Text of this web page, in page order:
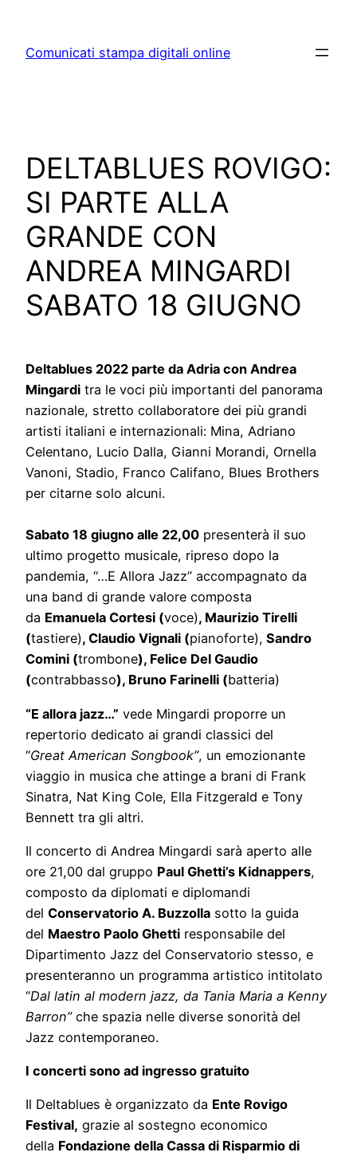
content
Comunicati stampa digitali online
DELTABLUES ROVIGO:
SI PARTE ALLA
GRANDE CON
ANDREA MINGARDI
SABATO 18 GIUGNO
Deltablues 2022 parte da Adria con Andrea
Mingardi tra le voci più importanti del panorama
nazionale, stretto collaboratore dei più grandi
artisti italiani e internazionali: Mina, Adriano
Celentano, Lucio Dalla, Gianni Morandi, Ornella
Vanoni, Stadio, Franco Califano, Blues Brothers
per citarne solo alcuni.
Sabato 18 giugno alle 22,00 presenterà il suo
ultimo progetto musicale, ripreso dopo la
pandemia, “…E Allora Jazz” accompagnato da
una band di grande valore composta
da Emanuela Cortesi (voce), Maurizio Tirelli
(tastiere), Claudio Vignali (pianoforte), Sandro
Comini (trombone), Felice Del Gaudio
(contrabbasso), Bruno Farinelli (batteria)
“E allora jazz…” vede Mingardi proporre un
repertorio dedicato ai grandi classici del
“Great American Songbook”, un emozionante
viaggio in musica che attinge a brani di Frank
Sinatra, Nat King Cole, Ella Fitzgerald e Tony
Bennett tra gli altri.
Il concerto di Andrea Mingardi sarà aperto alle
ore 21,00 dal gruppo Paul Ghetti’s Kidnappers,
composto da diplomati e diplomandi
del Conservatorio A. Buzzolla sotto la guida
del Maestro Paolo Ghetti responsabile del
Dipartimento Jazz del Conservatorio stesso, e
presenteranno un programma artistico intitolato
“Dal latin al modern jazz, da Tania Maria a Kenny
Barron” che spazia nelle diverse sonorità del
Jazz contemporaneo.
I concerti sono ad ingresso gratuito
Il Deltablues è organizzato da Ente Rovigo
Festival, grazie al sostegno economico
della Fondazione della Cassa di Risparmio di